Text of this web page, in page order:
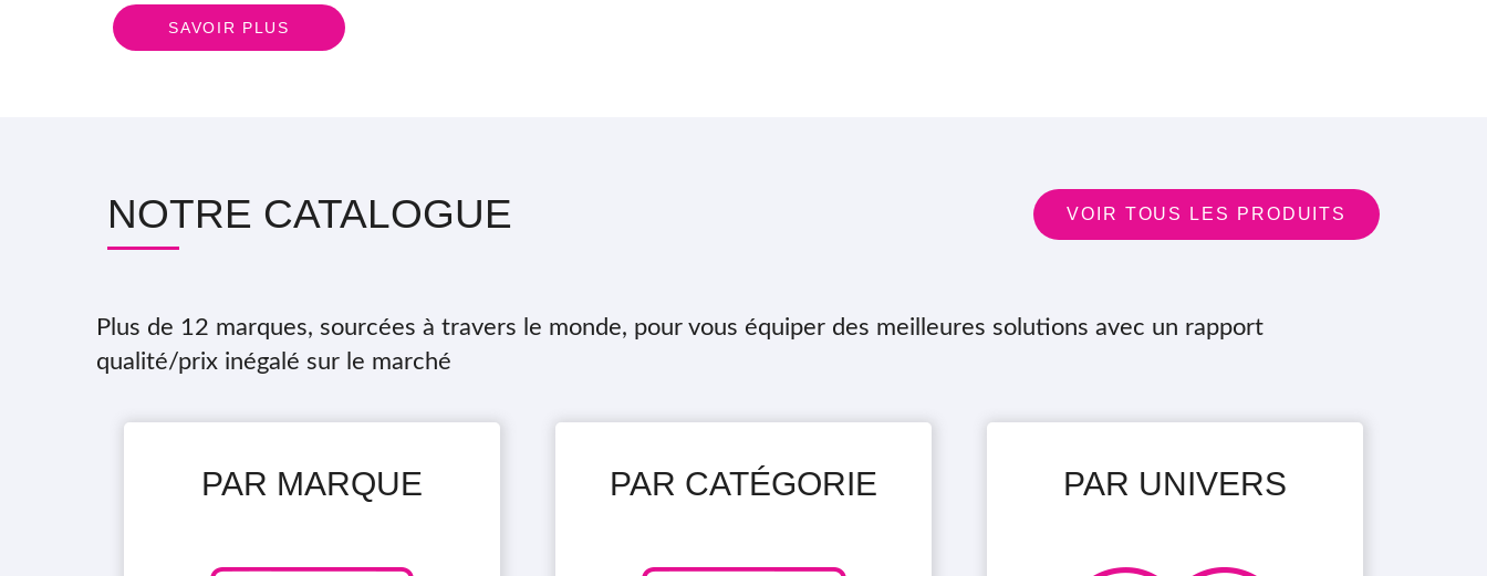
SAVOIR PLUS
NOTRE CATALOGUE VOIR TOUS LES PRODUITS
Plus de 12 marques, sourcées à travers le monde, pour vous équiper des meilleures solutions avec un rapport
qualité/prix inégalé sur le marché
PAR MARQUE PAR CATÉGORIE PAR UNIVERS